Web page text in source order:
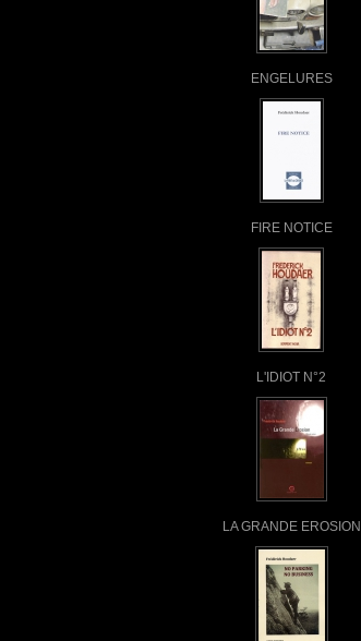
ENGELURES
FIRE NOTICE
L'IDIOT N°2
LA GRANDE EROSION